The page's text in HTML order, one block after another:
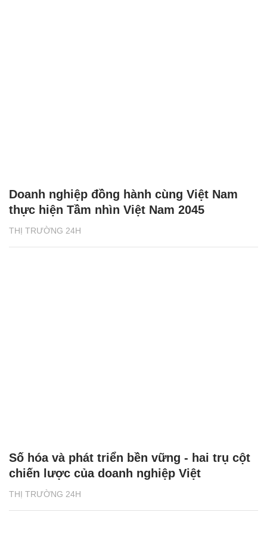
THỊ TRƯỜNG 24H
Doanh nghiệp đồng hành cùng Việt Nam
thực hiện Tầm nhìn Việt Nam 2045
THỊ TRƯỜNG 24H
Số hóa và phát triển bền vững - hai trụ cột
chiến lược của doanh nghiệp Việt